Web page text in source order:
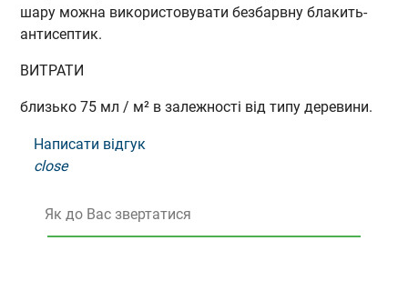
шару можна використовувати безбарвну блакить-
антисептик.
ВИТРАТИ
близько 75 мл / м² в залежності від типу деревини.
Написати відгук
close
Як до Вас звертатися